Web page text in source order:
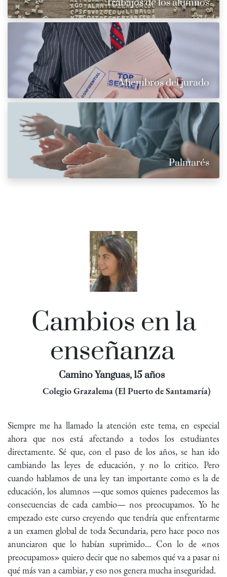
Trabajos de los alumnos
Miembros del jurado
Palmarés
Cambios en la
enseñanza
Camino Yanguas, 15 años
Colegio Grazalema (El Puerto de Santamaría)
Siempre me ha llamado la atención este tema, en especial
ahora que nos está afectando a todos los estudiantes
directamente. Sé que, con el paso de los años, se han ido
cambiando las leyes de educación, y no lo critico. Pero
cuando hablamos de una ley tan importante como es la de
educación, los alumnos —que somos quienes padecemos las
consecuencias de cada cambio— nos preocupamos. Yo he
empezado este curso creyendo que tendría que enfrentarme
a un examen global de toda Secundaria, pero hace poco nos
anunciaron que lo habían suprimido… Con lo de «nos
preocupamos» quiero decir que no sabemos qué va a pasar ni
qué más van a cambiar, y eso nos genera mucha inseguridad.